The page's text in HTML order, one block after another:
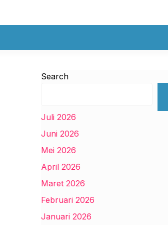
Search
Juli 2026
Juni 2026
Mei 2026
April 2026
Maret 2026
Februari 2026
Januari 2026